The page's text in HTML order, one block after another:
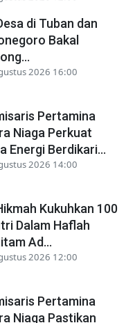
di Tuban dan
Bakal
2026 16:00
Pertamina
Niaga Perkuat
Energi Berdikari...
2026 14:00
Kukuhkan 100
Dalam Haflah
Ad...
2026 12:00
Pertamina
Niaga Pastikan